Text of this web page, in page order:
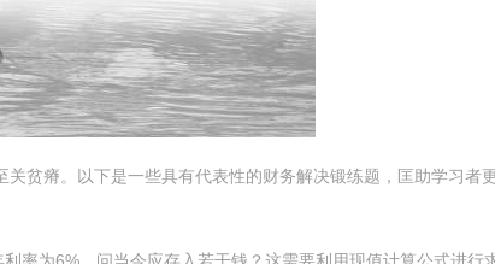
贫瘠。以下是一些具有代表性的财务解决锻练题，匡助学习者